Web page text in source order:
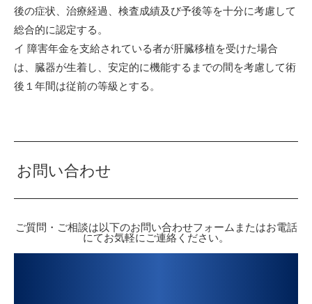
後の症状、治療経過、検査成績及び予後等を十分に考慮して
総合的に認定する。
イ 障害年金を支給されている者が肝臓移植を受けた場合
は、臓器が生着し、安定的に機能するまでの間を考慮して術
後１年間は従前の等級とする。
お問い合わせ
ご質問・ご相談は以下のお問い合わせフォームまたはお電話
にてお気軽にご連絡ください。